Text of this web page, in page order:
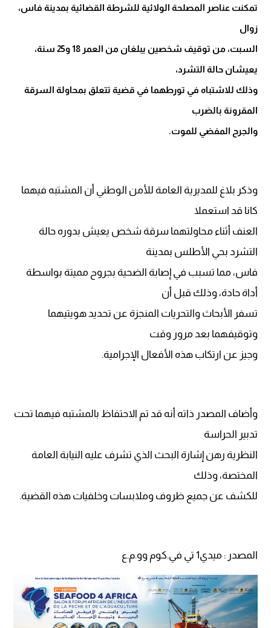
تمكنت عناصر المصلحة الولائية للشرطة القضائية بمدينة فاس،
زوال
السبت، من توقيف شخصين يبلغان من العمر 18 و25 سنة،
يعيشان حالة التشرد،
وذلك للاشتباه في تورطهما في قضية تتعلق بمحاولة السرقة
المقرونة بالضرب
والجرح المفضي للموت.
وذكر بلاغ للمديرية العامة للأمن الوطني أن المشتبه فيهما
كانا قد استعملا
العنف أثناء محاولتهما سرقة شخص يعيش بدوره حالة
التشرد بحي الأطلس بمدينة
فاس، مما تسبب في إصابة الضحية بجروح مميتة بواسطة
أداة حادة، وذلك قبل أن
تسفر الأبحاث والتحريات المنجزة عن تحديد هويتيهما
وتوقيفهما بعد مرور وقت
وجيز عن ارتكاب هذه الأفعال الإجرامية.
وأضاف المصدر ذاته أنه قد تم الاحتفاظ بالمشتبه فيهما تحت
تدبير الحراسة
النظرية رهن إشارة البحث الذي تشرف عليه النيابة العامة
المختصة، وذلك
للكشف عن جميع ظروف وملابسات وخلفيات هذه القضية.
المصدر : ميدي1 تي في.كوم وو.م.ع